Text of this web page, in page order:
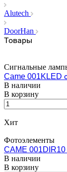
Alutech
DoorHan
Товары
Сигнальные
Came 001KLED
В наличии
В корзину
Хит
Фотоэлементы
CAME
В наличии
В корзину